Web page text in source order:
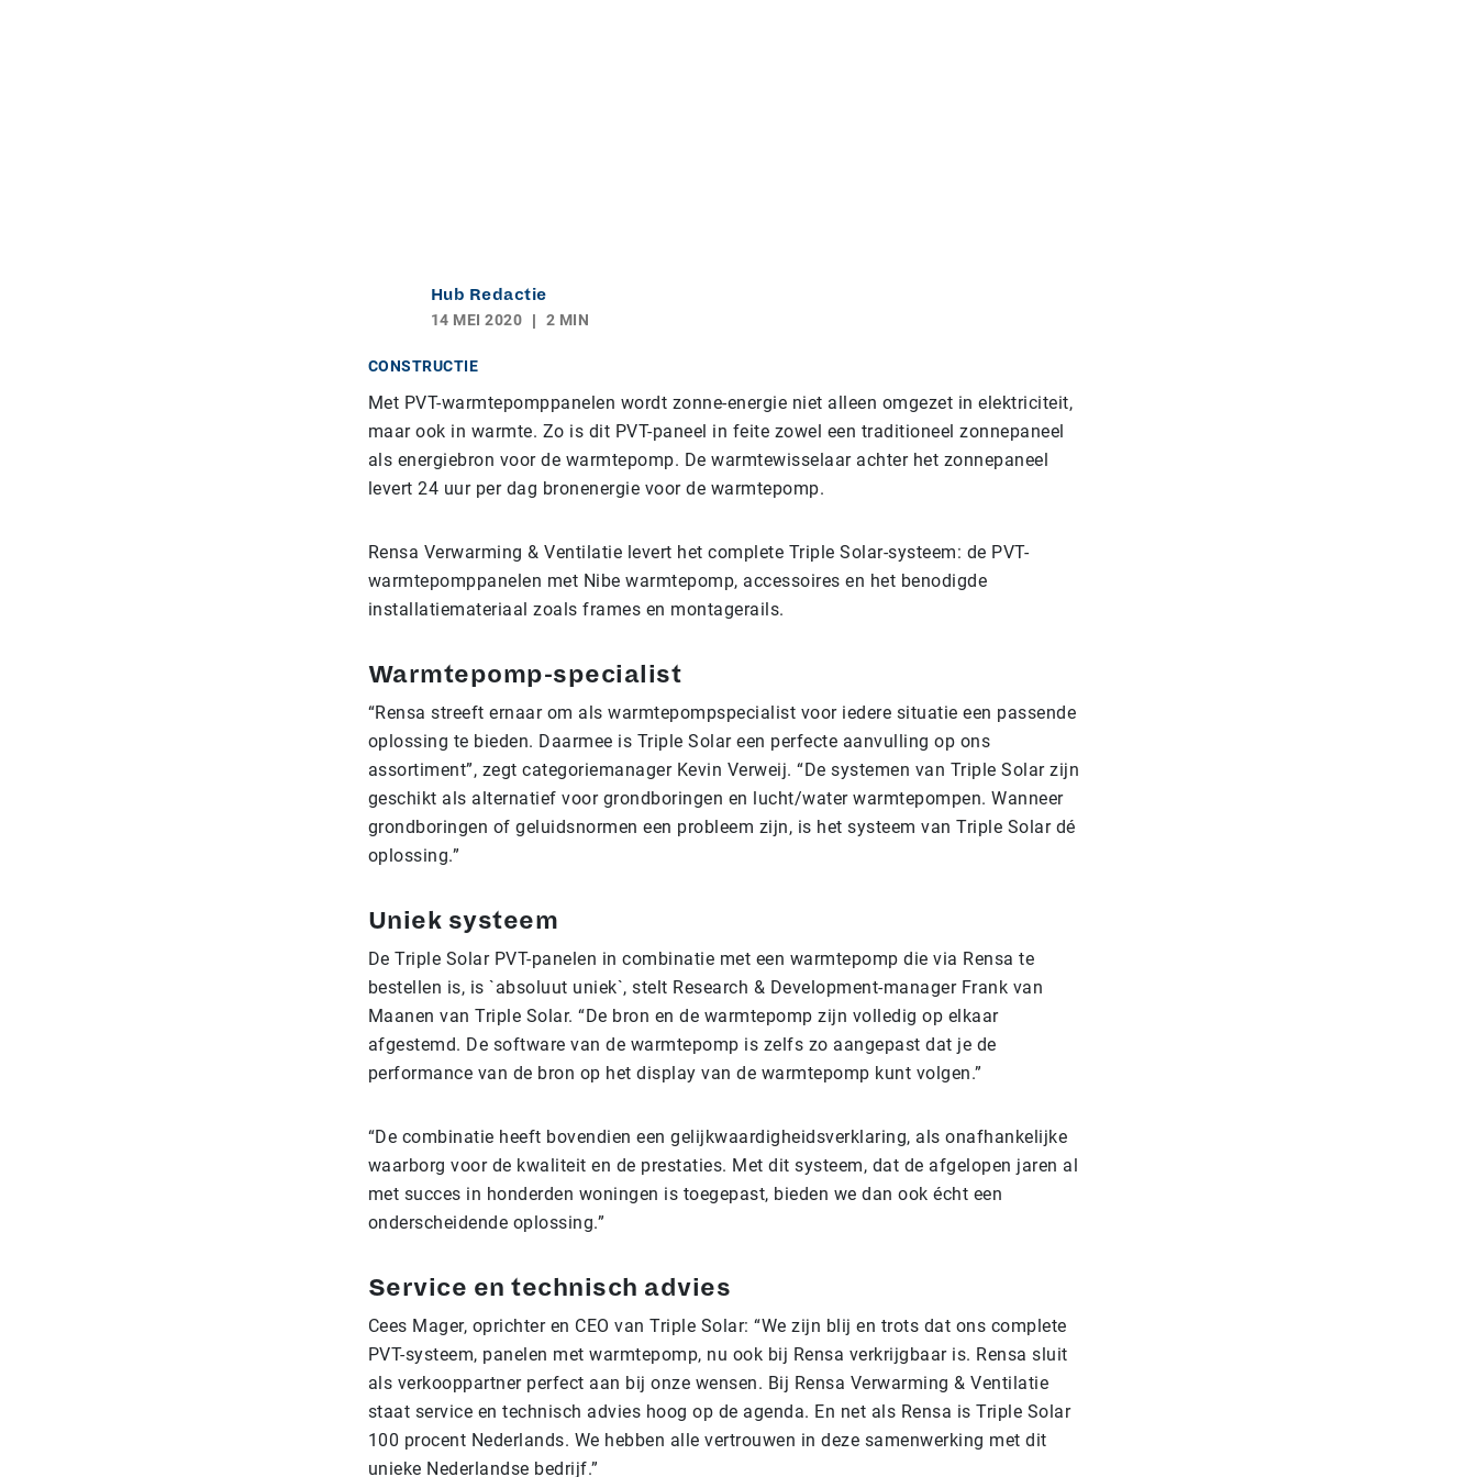
Hub Redactie
14 MEI 2020
2 MIN
CONSTRUCTIE
Met PVT-warmtepomppanelen wordt zonne-energie niet alleen omgezet in elektriciteit,
maar ook in warmte. Zo is dit PVT-paneel in feite zowel een traditioneel zonnepaneel
als energiebron voor de warmtepomp. De warmtewisselaar achter het zonnepaneel
levert 24 uur per dag bronenergie voor de warmtepomp.
Rensa Verwarming & Ventilatie levert het complete Triple Solar-systeem: de PVT-
warmtepomppanelen met Nibe warmtepomp, accessoires en het benodigde
installatiemateriaal zoals frames en montagerails.
Warmtepomp-specialist
“Rensa streeft ernaar om als warmtepompspecialist voor iedere situatie een passende
oplossing te bieden. Daarmee is Triple Solar een perfecte aanvulling op ons
assortiment”, zegt categoriemanager Kevin Verweij. “De systemen van Triple Solar zijn
geschikt als alternatief voor grondboringen en lucht/water warmtepompen. Wanneer
grondboringen of geluidsnormen een probleem zijn, is het systeem van Triple Solar dé
oplossing.”
Uniek systeem
De Triple Solar PVT-panelen in combinatie met een warmtepomp die via Rensa te
bestellen is, is `absoluut uniek`, stelt Research & Development-manager Frank van
Maanen van Triple Solar. “De bron en de warmtepomp zijn volledig op elkaar
afgestemd. De software van de warmtepomp is zelfs zo aangepast dat je de
performance van de bron op het display van de warmtepomp kunt volgen.”
“De combinatie heeft bovendien een gelijkwaardigheidsverklaring, als onafhankelijke
waarborg voor de kwaliteit en de prestaties. Met dit systeem, dat de afgelopen jaren al
met succes in honderden woningen is toegepast, bieden we dan ook écht een
onderscheidende oplossing.”
Service en technisch advies
Cees Mager, oprichter en CEO van Triple Solar: “We zijn blij en trots dat ons complete
PVT-systeem, panelen met warmtepomp, nu ook bij Rensa verkrijgbaar is. Rensa sluit
als verkooppartner perfect aan bij onze wensen. Bij Rensa Verwarming & Ventilatie
staat service en technisch advies hoog op de agenda. En net als Rensa is Triple Solar
100 procent Nederlands. We hebben alle vertrouwen in deze samenwerking met dit
unieke Nederlandse bedrijf.”